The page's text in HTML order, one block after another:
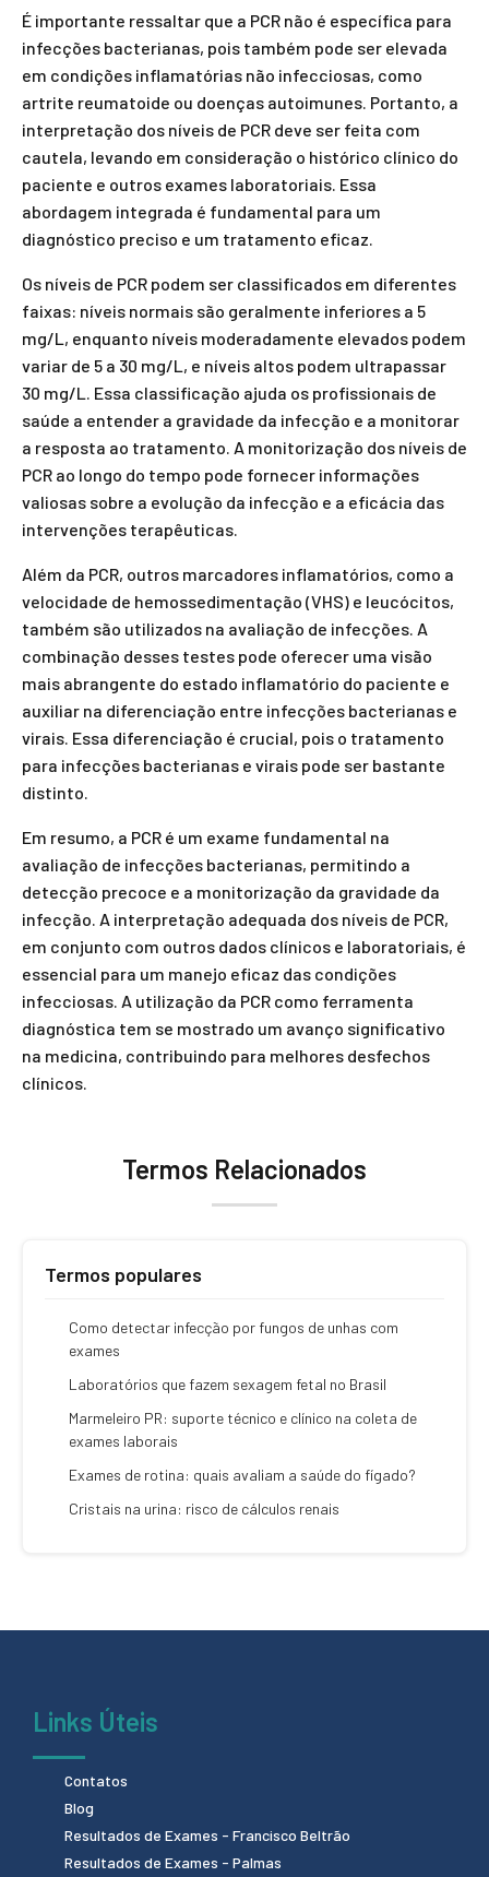
É importante ressaltar que a PCR não é específica para
infecções bacterianas, pois também pode ser elevada
em condições inflamatórias não infecciosas, como
artrite reumatoide ou doenças autoimunes. Portanto, a
interpretação dos níveis de PCR deve ser feita com
cautela, levando em consideração o histórico clínico do
paciente e outros exames laboratoriais. Essa
abordagem integrada é fundamental para um
diagnóstico preciso e um tratamento eficaz.
Os níveis de PCR podem ser classificados em diferentes
faixas: níveis normais são geralmente inferiores a 5
mg/L, enquanto níveis moderadamente elevados podem
variar de 5 a 30 mg/L, e níveis altos podem ultrapassar
30 mg/L. Essa classificação ajuda os profissionais de
saúde a entender a gravidade da infecção e a monitorar
a resposta ao tratamento. A monitorização dos níveis de
PCR ao longo do tempo pode fornecer informações
valiosas sobre a evolução da infecção e a eficácia das
intervenções terapêuticas.
Além da PCR, outros marcadores inflamatórios, como a
velocidade de hemossedimentação (VHS) e leucócitos,
também são utilizados na avaliação de infecções. A
combinação desses testes pode oferecer uma visão
mais abrangente do estado inflamatório do paciente e
auxiliar na diferenciação entre infecções bacterianas e
virais. Essa diferenciação é crucial, pois o tratamento
para infecções bacterianas e virais pode ser bastante
distinto.
Em resumo, a PCR é um exame fundamental na
avaliação de infecções bacterianas, permitindo a
detecção precoce e a monitorização da gravidade da
infecção. A interpretação adequada dos níveis de PCR,
em conjunto com outros dados clínicos e laboratoriais, é
essencial para um manejo eficaz das condições
infecciosas. A utilização da PCR como ferramenta
diagnóstica tem se mostrado um avanço significativo
na medicina, contribuindo para melhores desfechos
clínicos.
Termos Relacionados
Termos populares
Como detectar infecção por fungos de unhas com
exames
Laboratórios que fazem sexagem fetal no Brasil
Marmeleiro PR: suporte técnico e clínico na coleta de
exames laborais
Exames de rotina: quais avaliam a saúde do fígado?
Cristais na urina: risco de cálculos renais
Links Úteis
Contatos
Blog
Resultados de Exames - Francisco Beltrão
Resultados de Exames - Palmas